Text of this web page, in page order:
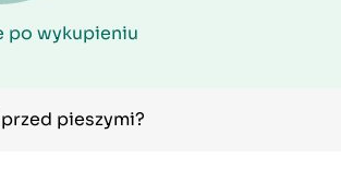
po wykupieniu
pieszymi?